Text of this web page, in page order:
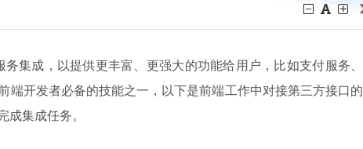
集成，以提供更丰富、更强大的功能给用户，比如支付服务、
端开发者必备的技能之一，以下是前端工作中对接第三方接口的
成集成任务。